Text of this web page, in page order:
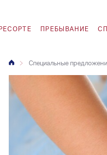
ПРЕБЫВАНИЕ
Специальные